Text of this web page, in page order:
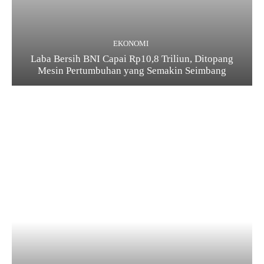
EKONOMI
Laba Bersih BNI Capai Rp10,8 Triliun, Ditopang
Mesin Pertumbuhan yang Semakin Seimbang